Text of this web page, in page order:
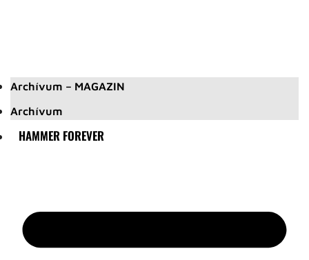
Archívum – MAGAZIN
Archívum
HAMMER FOREVER